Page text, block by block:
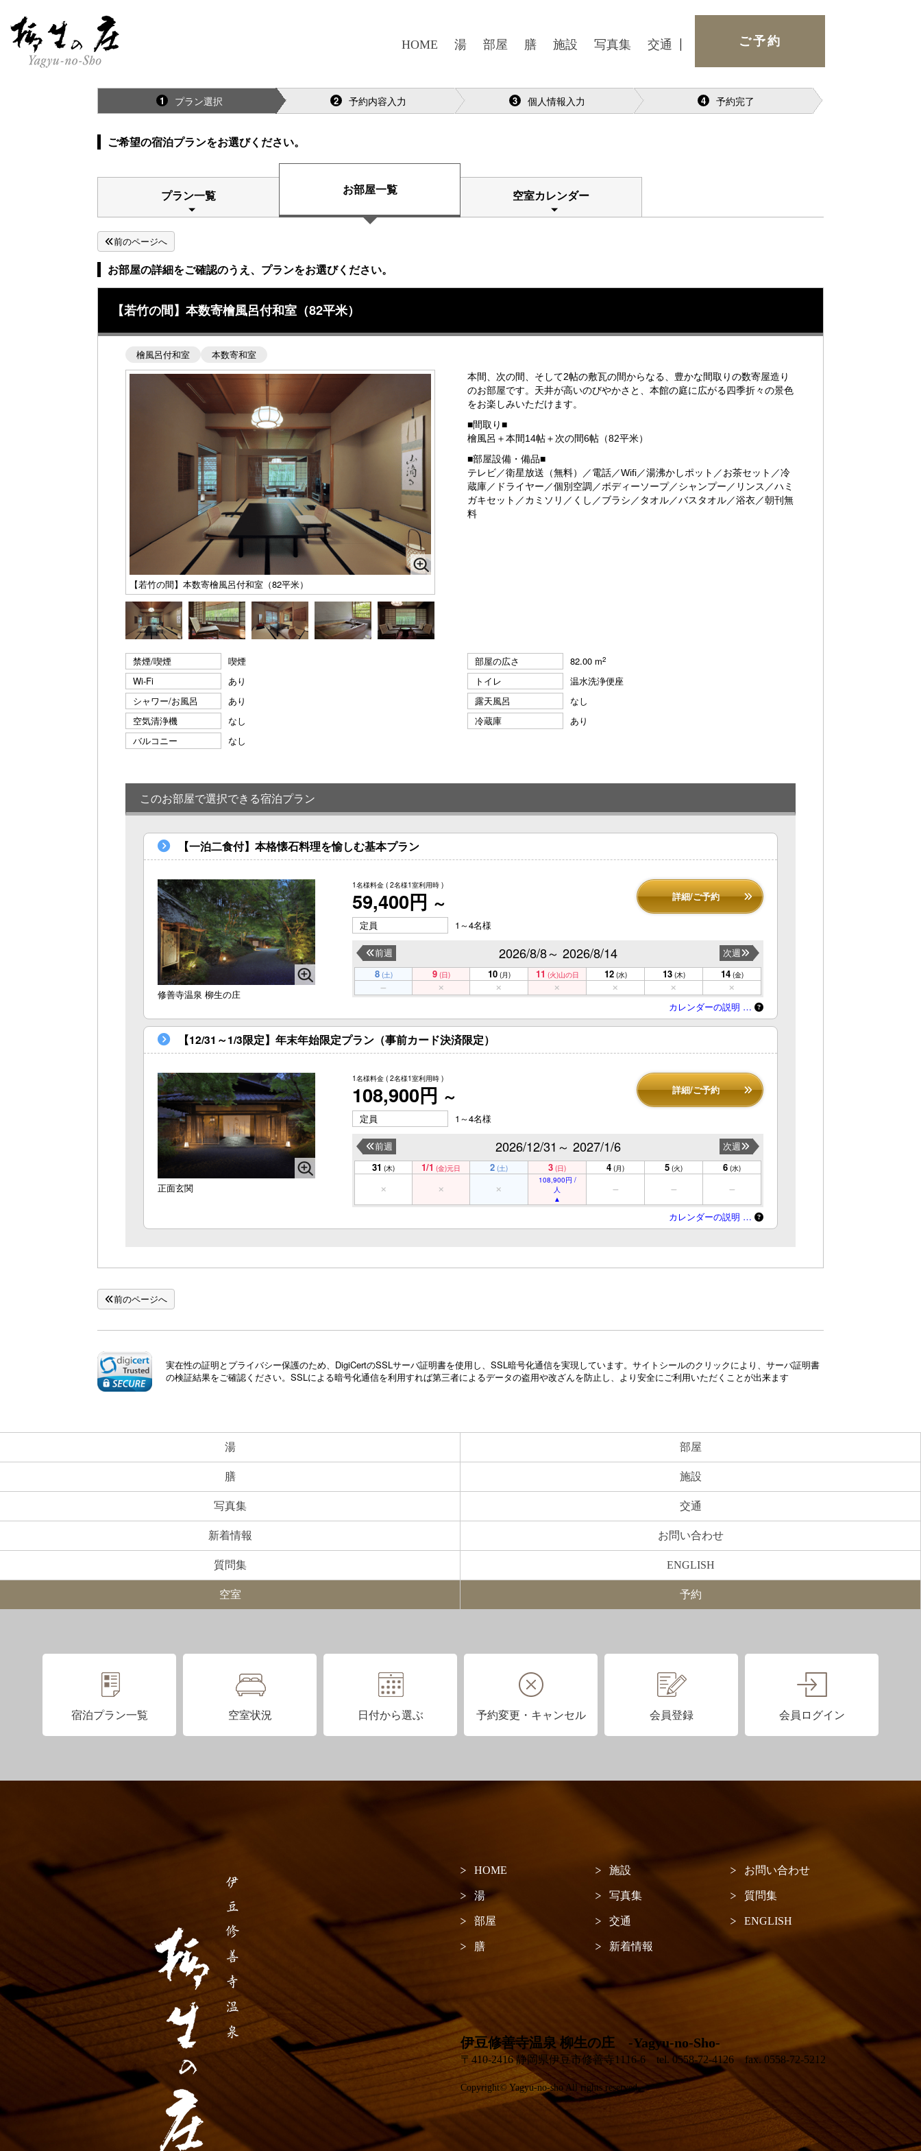
HOME 湯 部屋 膳 施設 写真集 交通 ご予約
1 プラン選択 2 予約内容入力 3 個人情報入力 4 予約完了
ご希望の宿泊プランをお選びください。
プラン一覧 お部屋一覧 空室カレンダー
前のページへ
お部屋の詳細をご確認のうえ、プランをお選びください。
【若竹の間】本数寄檜風呂付和室（82平米）
檜風呂付和室 本数寄和室
【若竹の間】本数寄檜風呂付和室（82平米）
本間、次の間、そして2帖の敷瓦の間からなる、豊かな間取りの数寄屋造り
のお部屋です。天井が高いのびやかさと、本館の庭に広がる四季折々の景色
をお楽しみいただけます。
■間取り■
檜風呂＋本間14帖＋次の間6帖（82平米）
■部屋設備・備品■
テレビ／衛星放送（無料）／電話／Wifi／湯沸かしポット／お茶セット／冷
蔵庫／ドライヤー／個別空調／ボディーソープ／シャンプー／リンス／ハミ
ガキセット／カミソリ／くし／ブラシ／タオル／バスタオル／浴衣／朝刊無
料
禁煙/喫煙 喫煙 部屋の広さ 82.00 m2
Wi-Fi あり トイレ
温水洗浄便座
シャワー/お風呂
あり 露天風呂
なし
空気清浄機
なし 冷蔵庫
あり
バルコニー
なし
このお部屋で選択できる宿泊プラン
【一泊二食付】本格懐石料理を愉しむ基本プラン
修善寺温泉 柳生の庄
1名様料金 ( 2名様1室利用時 )
59,400円 ～ 詳細/ご予約
定員 1～4名様
2026/8/8～ 2026/8/14
前週
次週
8 (土) 9 (日) 10 (月) 11 (火)山の日 12 (水) 13 (木) 14 (金)
カレンダーの説明 …
【12/31～1/3限定】年末年始限定プラン（事前カード決済限定）
正面玄関
1名様料金 ( 2名様1室利用時 )
108,900円 ～ 詳細/ご予約
定員 1～4名様
2026/12/31～ 2027/1/6
前週
次週
31 (木) 1/1 (金)元日 2 (土) 3 (日) 4 (月) 5 (火) 6 (水)
108,900円 /
人
カレンダーの説明 …
前のページへ
実在性の証明とプライバシー保護のため、DigiCertのSSLサーバ証明書を使用し、SSL暗号化通信を実現しています。サイトシールのクリックにより、サーバ証明書
の検証結果をご確認ください。SSLによる暗号化通信を利用すれば第三者によるデータの盗用や改ざんを防止し、より安全にご利用いただくことが出来ます
湯 部屋
膳 施設
写真集 交通
新着情報 お問い合わせ
質問集 ENGLISH
空室 予約
宿泊プラン一覧 空室状況 日付から選ぶ 予約変更・キャンセル 会員登録 会員ログイン
HOME
湯
部屋
膳
施設
写真集
交通
新着情報
お問い合わせ
質問集
ENGLISH
伊豆修善寺温泉 柳生の庄 -Yagyu-no-Sho-
〒410-2416 静岡県伊豆市修善寺1116-6 tel. 0558-72-4126 fax. 0558-72-5212
Copyright© Yagyu-no-sho All rights reserved.